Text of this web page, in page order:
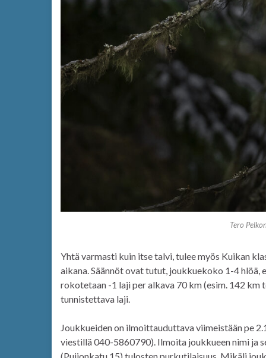
Tero
Yhtä varmasti kuin itse talvi, tulee myös Kuikan
aikana. Säännöt ovat tutut, joukkuekoko 1-4
rokotetaan -1 laji per alkava 70 km (esim. 142 km
tunnistettava laji.
Joukkueiden on ilmoittauduttava viimeistään pe
viestillä 040-5860790). Ilmoita joukkueen nimi ja